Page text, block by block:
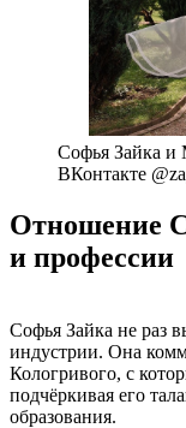
Софья Зайка и
ВКонтакте
Отношение
и профессии
Софья Зайка не раз
индустрии. Она
Кологривого, с
подчёркивая его
образования.